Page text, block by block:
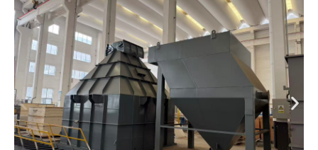
Solusi Modular Rekayasa untuk Proyek
Pengolahan Air Industri, Kota, dan
Infrastruktur
Lihat Selengkapnya